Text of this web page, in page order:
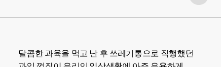
달콤한 과육을 먹고 난 후 쓰레기통으로 직행했던